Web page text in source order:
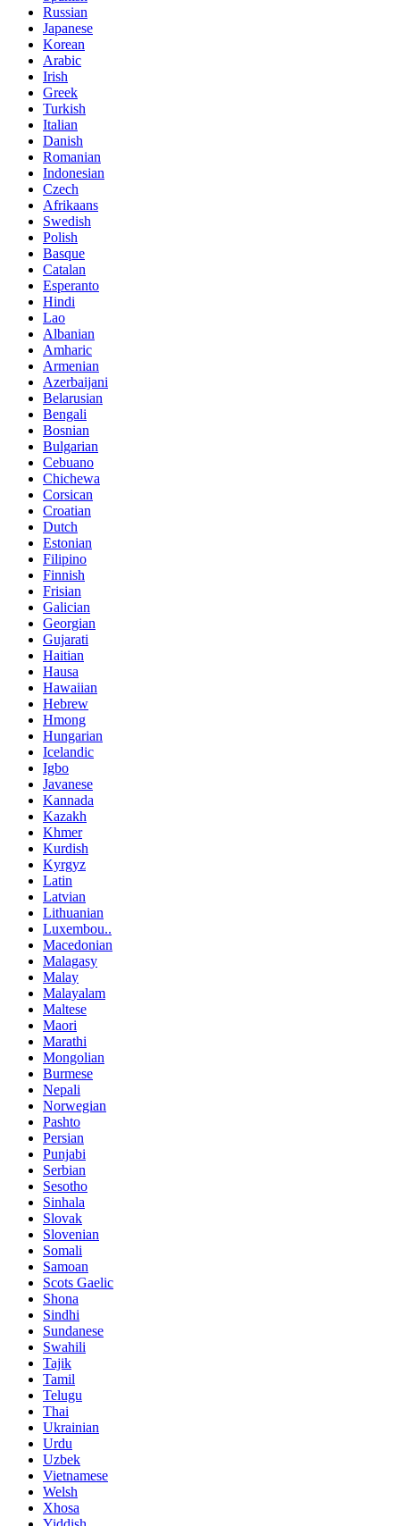
Russian
Japanese
Korean
Arabic
Irish
Greek
Turkish
Italian
Danish
Romanian
Indonesian
Czech
Afrikaans
Swedish
Polish
Basque
Catalan
Esperanto
Hindi
Lao
Albanian
Amharic
Armenian
Azerbaijani
Belarusian
Bengali
Bosnian
Bulgarian
Cebuano
Chichewa
Corsican
Croatian
Dutch
Estonian
Filipino
Finnish
Frisian
Galician
Georgian
Gujarati
Haitian
Hausa
Hawaiian
Hebrew
Hmong
Hungarian
Icelandic
Igbo
Javanese
Kannada
Kazakh
Khmer
Kurdish
Kyrgyz
Latin
Latvian
Lithuanian
Luxembou..
Macedonian
Malagasy
Malay
Malayalam
Maltese
Maori
Marathi
Mongolian
Burmese
Nepali
Norwegian
Pashto
Persian
Punjabi
Serbian
Sesotho
Sinhala
Slovak
Slovenian
Somali
Samoan
Scots Gaelic
Shona
Sindhi
Sundanese
Swahili
Tajik
Tamil
Telugu
Thai
Ukrainian
Urdu
Uzbek
Vietnamese
Welsh
Xhosa